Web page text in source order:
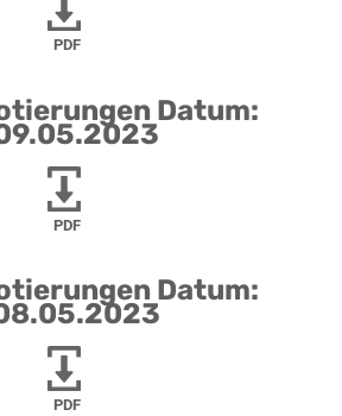
PDF
Datum:
PDF
Datum:
PDF